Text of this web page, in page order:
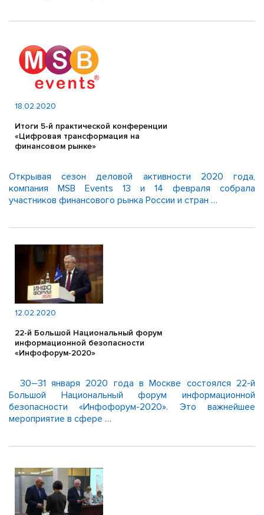
18.02.2020
Итоги 5-й практической конференции
«Цифровая трансформация на
финансовом рынке»
Открывая сезон деловой активности 2020 года,
компания MSB Events 13 и 14 февраля собрала
участников финансового рынка России и стран …
12.02.2020
22-й Большой Национальный форум
информационной безопасности
«Инфофорум-2020»
30–31 января 2020 года в Москве состоялся 22-й
Большой Национальный форум информационной
безопасности «Инфофорум-2020». Это важнейшее
мероприятие в сфере …